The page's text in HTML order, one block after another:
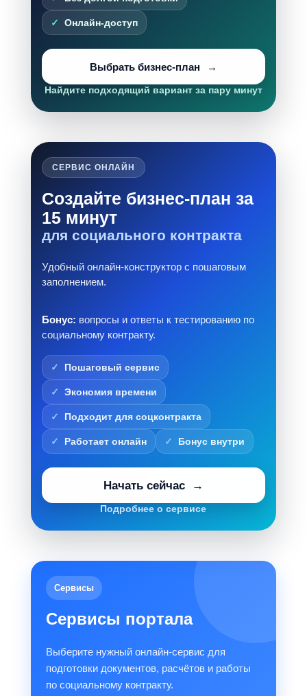
Онлайн-доступ
Выбрать бизнес-план
Найдите подходящий вариант за пару минут
СЕРВИС ОНЛАЙН
Создайте бизнес-план за
15 минут
для социального контракта
Удобный онлайн-конструктор с пошаговым
заполнением.
Бонус: вопросы и ответы к тестированию по
социальному контракту.
Пошаговый сервис
Экономия времени
Подходит для соцконтракта
Работает онлайн Бонус внутри
Начать сейчас
Подробнее о сервисе
Сервисы
Сервисы портала
Выберите нужный онлайн-сервис для
подготовки документов, расчётов и работы
по социальному контракту.